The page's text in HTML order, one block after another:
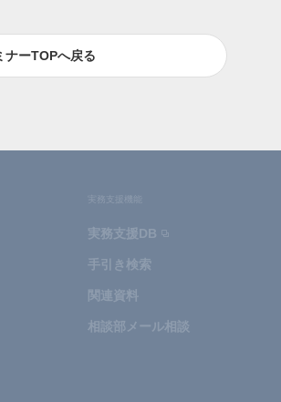
ナーTOPへ戻る
実務支援DB
手引き検索
関連資料
相談部メール相談